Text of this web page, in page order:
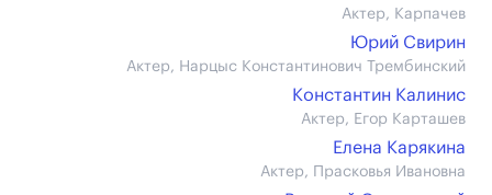
Актер, Карпачев
Юрий Свирин
Актер, Нарцыс Константинович Трембинский
Константин Калинис
Актер, Егор Карташев
Елена Карякина
Актер, Прасковья Ивановна